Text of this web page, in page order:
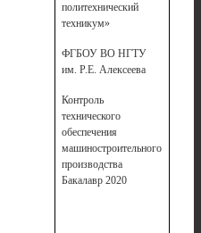
политехнический
техникум»
ФГБОУ ВО НГТУ
им. Р.Е. Алексеева
Контроль
технического
обеспечения
машиностроительного
производства
Бакалавр 2020